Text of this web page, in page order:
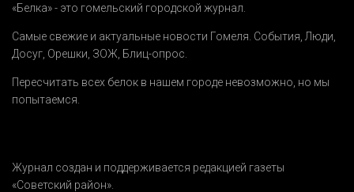
«Белка» - это гомельский городской журнал.
Самые свежие и актуальные новости Гомеля. События Люди
Досуг Орешки ЗОЖ Блиц-опрос
Пересчитать всех белок в нашем городе невозможно, но мы
попытаемся.
Журнал создан и поддерживается редакцией газеты
«Советский район».